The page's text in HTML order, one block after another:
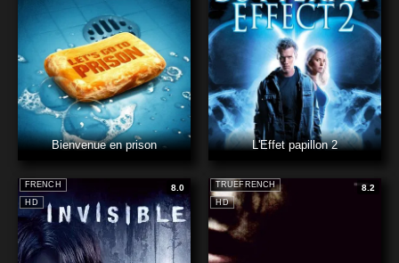
Bienvenue en prison L'Effet papillon 2
HD
FRENCH 8.0
HD
TRUEFRENCH 8.2